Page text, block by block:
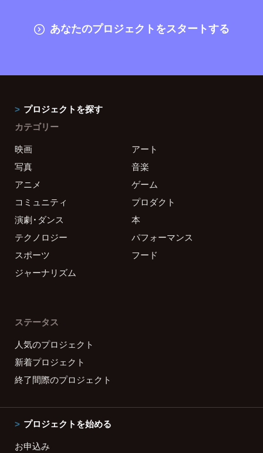
あなたのプロジェクトをスタートする
プロジェクトを探す
カテゴリー
映画
アート
写真
音楽
アニメ
ゲーム
コミュニティ
プロダクト
演劇・ダンス
本
テクノロジー
パフォーマンス
スポーツ
フード
ジャーナリズム
ステータス
人気のプロジェクト
新着プロジェクト
終了間際のプロジェクト
プロジェクトを始める
お申込み